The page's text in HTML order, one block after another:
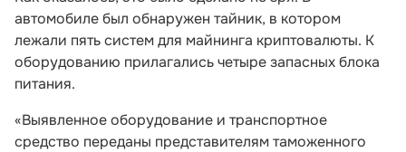
автомобиле был обнаружен тайник, в котором
лежали пять систем для майнинга криптовалюты. К
оборудованию прилагались четыре запасных блока
питания.
«Выявленное оборудование и транспортное
средство переданы представителям таможенного